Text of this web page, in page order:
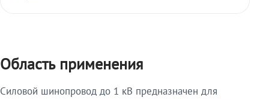
Область применения
Силовой шинопровод до 1 кВ предназначен для